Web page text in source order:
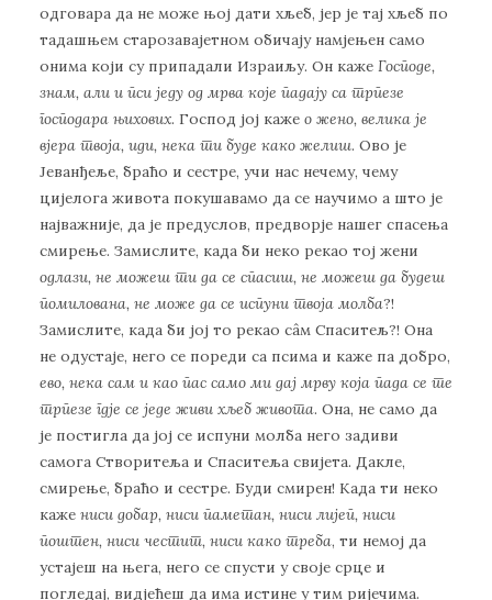
одговара да не може њој дати хљеб, јер је тај хљеб по
тадашњем старозавајетном обичају намјењен само
онима који су припадали Израиљу. Он каже Господе,
знам, али и пси једу од мрва које падају са трпезе
господара њихових. Господ јој каже о жено, велика је
вјера твоја, иди, нека ти буде како желиш. Ово је
Јеванђеље, браћо и сестре, учи нас нечему, чему
цијелога живота покушавамо да се научимо а што је
најважније, да је предуслов, предворје нашег спасења
смирење. Замислите, када би неко рекао тој жени
одлази, не можеш ти да се спасиш, не можеш да будеш
помилована, не може да се испуни твоја молба?!
Замислите, када би јој то рекао сâм Спаситељ?! Она
не одустаје, него се пореди са псима и каже па добро,
ево, нека сам и као пас само ми дај мрву која пада се те
трпезе гдје се једе живи хљеб живота. Она, не само да
је постигла да јој се испуни молба него задиви
самога Створитеља и Спаситеља свијета. Дакле,
смирење, браћо и сестре. Буди смирен! Када ти неко
каже ниси добар, ниси паметан, ниси лијеп, ниси
поштен, ниси честит, ниси како треба, ти немој да
устајеш на њега, него се спусти у своје срце и
погледај, видјећеш да има истине у тим ријечима.